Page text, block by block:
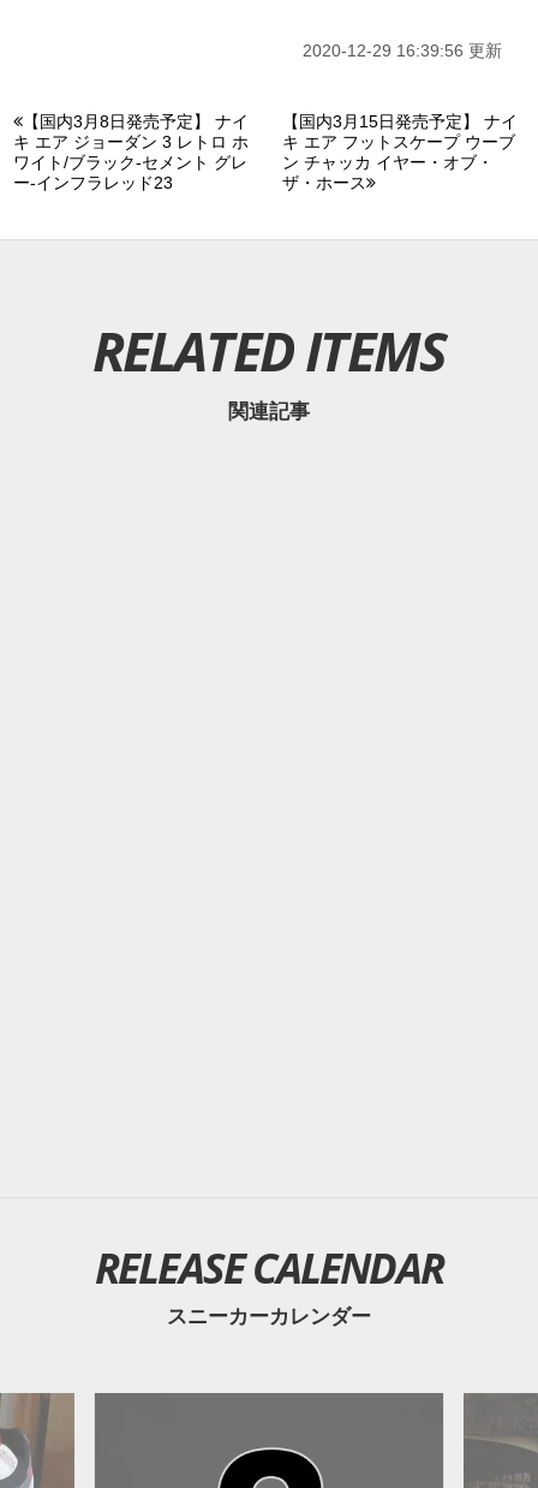
2020-12-29 16:39:56 更新
【国内3月8日発売予定】 ナイ
キ エア ジョーダン 3 レトロ ホ
ワイト/ブラック-セメント グレ
ー-インフラレッド23
【国内3月15日発売予定】 ナイ
キ エア フットスケープ ウーブ
ン チャッカ イヤー・オブ・
ザ・ホース
RELATED ITEMS
関連記事
RELEASE CALENDAR
スニーカーカレンダー